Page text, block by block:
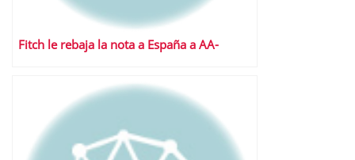
Fitch le rebaja la nota a España a AA-